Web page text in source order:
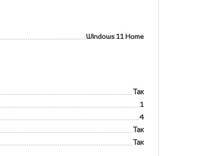
Windows 11 Home
Так
1
4
Так
Так